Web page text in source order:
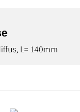
L= 140mm